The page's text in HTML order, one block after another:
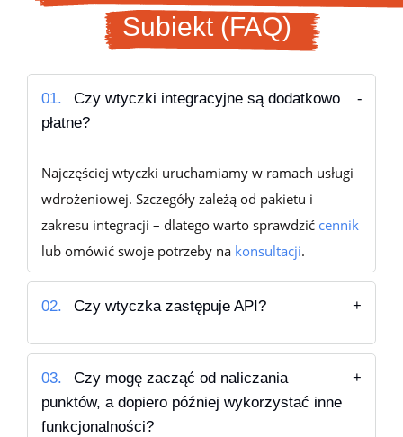
Subiekt (FAQ)
01.
Czy wtyczki integracyjne są dodatkowo
płatne?
Najczęściej wtyczki uruchamiamy w ramach usługi
wdrożeniowej. Szczegóły zależą od pakietu i
zakresu integracji – dlatego warto sprawdzić cennik
lub omówić swoje potrzeby na konsultacji.
02. Czy wtyczka zastępuje API?
03.
Czy mogę zacząć od naliczania
punktów, a dopiero później wykorzystać inne
funkcjonalności?